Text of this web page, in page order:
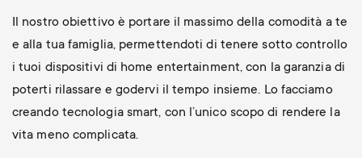
n
u
m
e
n
u
Il nostro obiettivo è portare il massimo della comodità a te
e alla tua famiglia, permettendoti di tenere sotto controllo
i tuoi dispositivi di home entertainment, con la garanzia di
poterti rilassare e godervi il tempo insieme. Lo facciamo
creando tecnologia smart, con l’unico scopo di rendere la
vita meno complicata.